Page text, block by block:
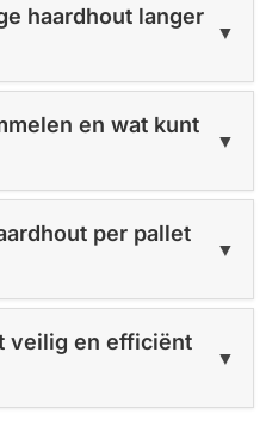
haardhout langer
▼
en wat kunt
▼
per pallet
▼
veilig en efficiënt
▼